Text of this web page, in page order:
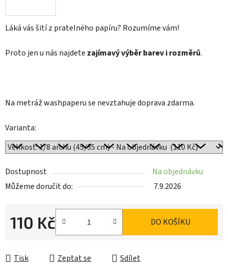
Láká vás šití z pratelného papíru? Rozumíme vám!
Proto jen u nás najdete zajímavý výběr barev i rozměrů.
Na metráž washpaperu se nevztahuje doprava zdarma.
Varianta:
Dostupnost
Na objednávku
Můžeme doručit do:
7.9.2026
110 Kč DO KOŠÍKU
Tisk Zeptat se Sdílet